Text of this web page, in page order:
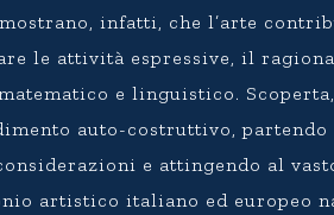
infatti, che l’arte
le attività espressive, il
e linguistico.
auto-costruttivo, partendo
e attingendo al
artistico italiano ed europeo